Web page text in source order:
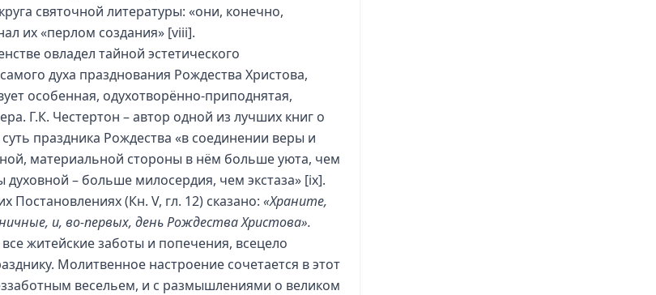
святочной литературы: «они, конечно,
их «перлом создания» [viii].
овладел тайной эстетического
духа празднования Рождества Христова,
особенная, одухотворённо-приподнятая,
Г.К. Честертон – автор одной из лучших книг о
праздника Рождества «в соединении веры и
материальной стороны в нём больше уюта, чем
духовной – больше милосердия, чем экстаза» [ix].
Постановлениях (Кн. V, гл. 12) сказано: «Храните,
и, во-первых, день Рождества Христова».
житейские заботы и попечения, всецело
Молитвенное настроение сочетается в этот
весельем, и с размышлениями о великом